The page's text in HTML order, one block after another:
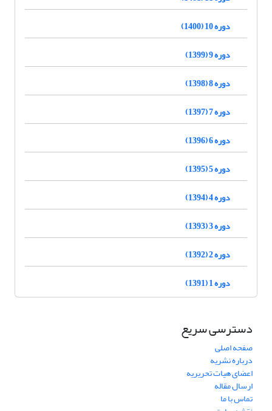
دوره 10 (1400)
دوره 9 (1399)
دوره 8 (1398)
دوره 7 (1397)
دوره 6 (1396)
دوره 5 (1395)
دوره 4 (1394)
دوره 3 (1393)
دوره 2 (1392)
دوره 1 (1391)
دسترسی سریع
صفحه اصلی
درباره نشریه
اعضای هیات تحریریه
ارسال مقاله
تماس با ما